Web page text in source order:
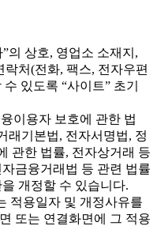
의 상호, 영업소 소재지,
처(전화, 팩스, 전자우편
있도록 “사이트” 초기
이용자 보호에 관한 법
래기본법, 전자서명법, 정
관한 법률, 전자상거래 등
금융거래법 등 관련 법률
개정할 수 있습니다.
적용일자 및 개정사유를
또는 연결화면에 그 적용